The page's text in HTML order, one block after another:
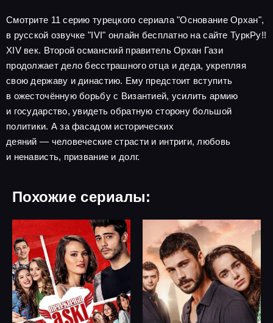
Смотрите 11 серию турецкого сериала "Основание Орхан",
в русской озвучке "IVI" онлайн бесплатно на сайте ТуркРу!!
XIV век. Второй османский правитель Орхан Гази
продолжает дело бесстрашного отца и деда, укрепляя
свою державу и династию. Ему предстоит вступить
в ожесточённую борьбу с Византией, усилить армию
и государство, увидеть обратную сторону большой
политики. А за фасадом исторических
деяний — человеческие страсти и интриги, любовь
и ненависть, призвание и долг.
Похожие сериалы: